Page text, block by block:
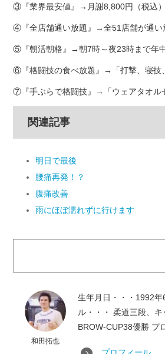
③『業界最安値』→月謝8,800円（税込）
④『全店舗通い放題』→全51店舗が通い
⑤『朝活朝格』→朝7時～夜23時まで年
⑥『格闘技の食べ放題』→「打撃、寝技
⑦『手ぶらで格闘技』→「ウェアタオル
関連記事
明日で最後
腰痛再発！？
腹痛改善
雨にほぼ濡れずに行けます
和田拓也
生年月日・・・1992
ル・・・ 柔道三段、
BROW-CUP38優勝 プ